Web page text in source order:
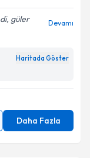
güler
Devamı
Haritada Göster
Daha Fazla